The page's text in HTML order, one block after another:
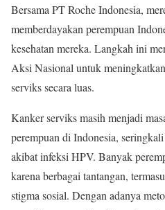
Bersama PT Roche Indonesia,
memberdayakan perempuan
kesehatan mereka. Langkah ini
Aksi Nasional untuk
serviks secara luas.
Kanker serviks masih menjadi
perempuan di Indonesia,
akibat infeksi HPV. Banyak
karena berbagai tantangan,
stigma sosial. Dengan adanya